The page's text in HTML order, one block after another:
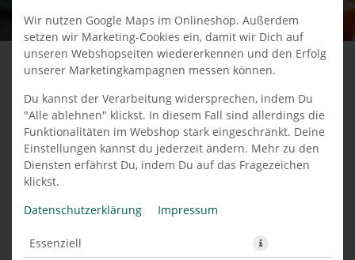
Wir nutzen Google Maps im Onlineshop. Außerdem
setzen wir Marketing-Cookies ein, damit wir Dich auf
unseren Webshopseiten wiedererkennen und den Erfolg
unserer Marketingkampagnen messen können.
Du kannst der Verarbeitung widersprechen, indem Du
"Alle ablehnen" klickst. In diesem Fall sind allerdings die
Funktionalitäten im Webshop stark eingeschränkt. Deine
Einstellungen kannst du jederzeit ändern. Mehr zu den
Diensten erfährst Du, indem Du auf das Fragezeichen
klickst.
Datenschutzerklärung
Impressum
Essenziell
ITALIAN BURGER EXTRA
LARGE